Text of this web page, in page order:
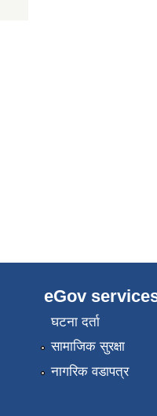
eGov
घटना दर्ता
सामाजिक सुरक्षा
नागरिक वडापत्र